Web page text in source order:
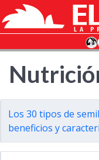
Los 30 tipos de
beneficios y